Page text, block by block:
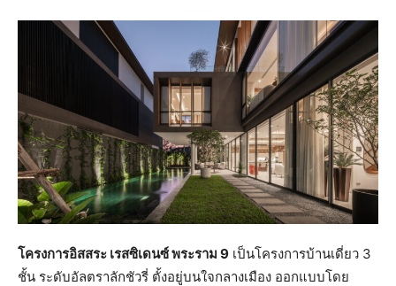
โครงการอิสสระ เรสซิเดนซ์ พระราม 9 เป็นโครงการบ้านเดี่ยว 3
ชั้น ระดับอัลตราลักชัวรี่ ตั้งอยู่บนใจกลางเมือง ออกแบบโดย